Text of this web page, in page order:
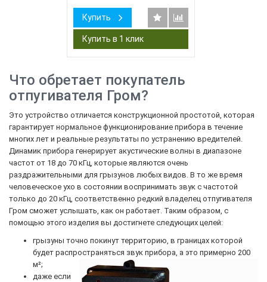
Купить
Что обретает покупатель
отпугивателя Гром?
Это устройство отличается конструкционной простотой, которая
гарантирует нормальное функционирование прибора в течение
многих лет и реальные результаты по устранению вредителей.
Динамик прибора генерирует акустические волны в диапазоне
частот от 18 до 70 кГц, которые являются очень
раздражительными для грызунов любых видов. В то же время
человеческое ухо в состоянии воспринимать звук с частотой
только до 20 кГц, соответственно редкий владелец отпугивателя
Гром сможет услышать, как он работает. Таким образом, с
помощью этого изделия вы достигнете следующих целей:
грызуны точно покинут территорию, в границах которой
будет распространяться звук прибора, а это примерно 200
м²;
даже если